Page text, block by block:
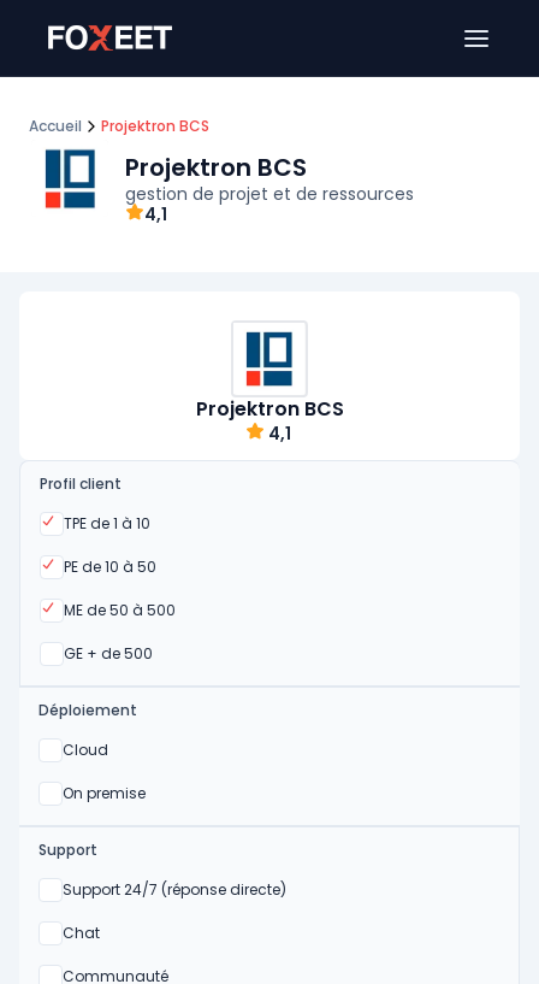
Accueil Projektron BCS
Projektron BCS
gestion de projet et de ressources
4,1
Projektron BCS
4,1
Profil client
TPE de 1 à 10
Oui
PE de 10 à 50
Oui
ME de 50 à 500
Oui
GE + de 500
Oui
Déploiement
Cloud
Oui
On premise
Oui
Support
Support 24/7 (réponse directe)
Non
Chat
Non
Communauté
Non